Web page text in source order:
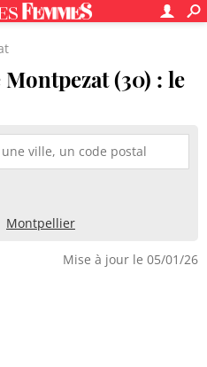
(30) : le
Montpellier
Mise à jour le 05/01/26